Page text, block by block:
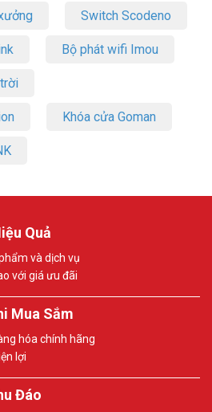
Switch Scodeno
Bộ phát wifi Imou
Khóa cửa Goman
Quả
và dịch vụ
với giá ưu đãi
Mua Sắm
hóa chính hãng
lợi
Đáo